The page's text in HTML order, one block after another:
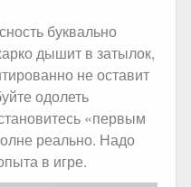
буквально
дышит в затылок,
не оставит
одолеть
«первым
реально. Надо
в игре.